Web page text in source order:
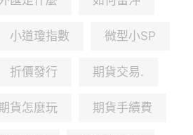
小道瓊指數 微型小SP
折價發行 期貨交易.
貨怎麼玩 期貨手續費